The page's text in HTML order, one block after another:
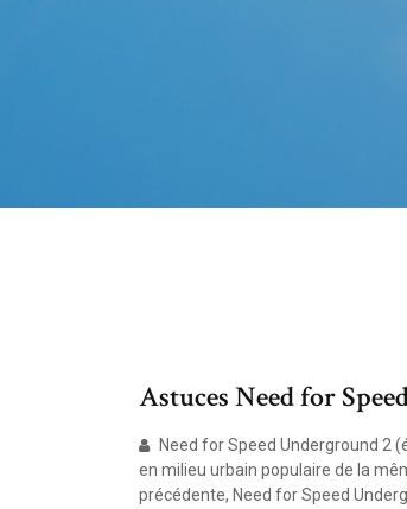
Astuces Need for
Need for Speed Underground 2
en milieu urbain populaire de la
précédente, Need for Speed